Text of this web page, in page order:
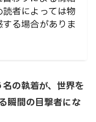
者によっては物
る場合がありま
の執着が、世界を
瞬間の目撃者にな